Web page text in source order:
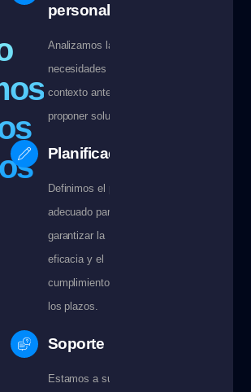
personalizado
Analizamos las
necesidades y el
contexto antes de
proponer soluciones.
Planificación
Definimos el plan
adecuado para
garantizar la
eficacia y el
cumplimiento de
los plazos.
Soporte
Estamos a su